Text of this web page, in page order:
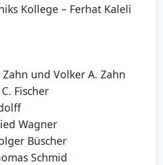
Kollege – Ferhat Kaleli
und Volker A. Zahn
Fischer
Wagner
Büscher
Schmid